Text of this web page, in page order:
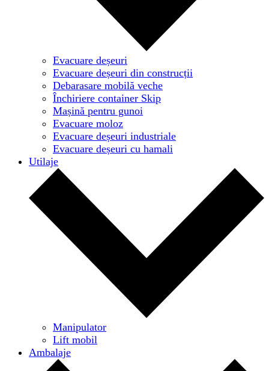
Evacuare deșeuri
Evacuare deșeuri din construcții
Debarasare mobilă veche
Închiriere container Skip
Mașină pentru gunoi
Evacuare moloz
Evacuare deșeuri industriale
Evacuare deșeuri cu hamali
Utilaje
Manipulator
Lift mobil
Ambalaje